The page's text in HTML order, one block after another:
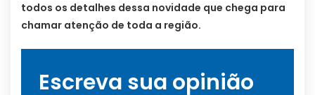
todos os detalhes dessa novidade que chega para
chamar atenção de toda a região.
Escreva sua opinião